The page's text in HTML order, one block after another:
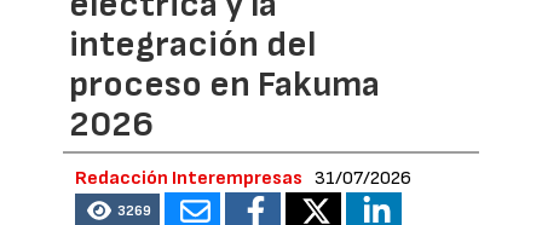
integración del
proceso en Fakuma
2026
Redacción Interempresas 31/07/2026
3269